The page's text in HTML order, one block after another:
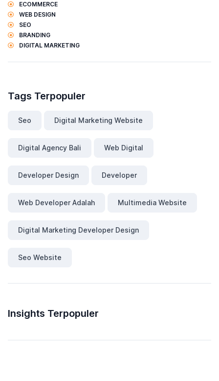
ECOMMERCE
WEB DESIGN
SEO
BRANDING
DIGITAL MARKETING
Tags Terpopuler
Seo Digital Marketing Website
Digital Agency Bali Web Digital
Developer Design Developer
Web Developer Adalah Multimedia Website
Digital Marketing Developer Design
Seo Website
Insights Terpopuler